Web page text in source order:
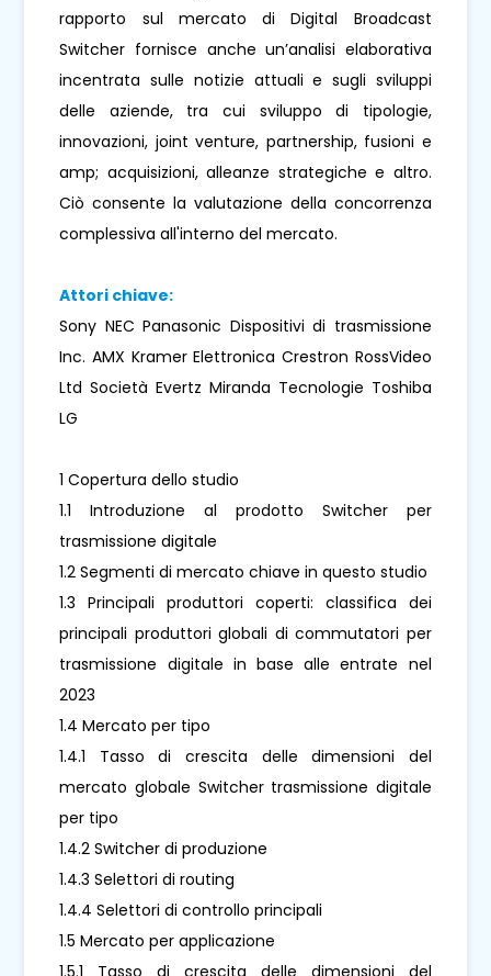
rapporto sul mercato di Digital Broadcast
Switcher fornisce anche un’analisi elaborativa
incentrata sulle notizie attuali e sugli sviluppi
delle aziende, tra cui sviluppo di tipologie,
innovazioni, joint venture, partnership, fusioni e
amp; acquisizioni, alleanze strategiche e altro.
Ciò consente la valutazione della concorrenza
complessiva all'interno del mercato.
Attori chiave:
Sony NEC Panasonic Dispositivi di trasmissione
Inc. AMX Kramer Elettronica Crestron RossVideo
Ltd Società Evertz Miranda Tecnologie Toshiba
LG
1 Copertura dello studio
1.1 Introduzione al prodotto Switcher per
trasmissione digitale
1.2 Segmenti di mercato chiave in questo studio
1.3 Principali produttori coperti: classifica dei
principali produttori globali di commutatori per
trasmissione digitale in base alle entrate nel
2023
1.4 Mercato per tipo
1.4.1 Tasso di crescita delle dimensioni del
mercato globale Switcher trasmissione digitale
per tipo
1.4.2 Switcher di produzione
1.4.3 Selettori di routing
1.4.4 Selettori di controllo principali
1.5 Mercato per applicazione
1.5.1 Tasso di crescita delle dimensioni del